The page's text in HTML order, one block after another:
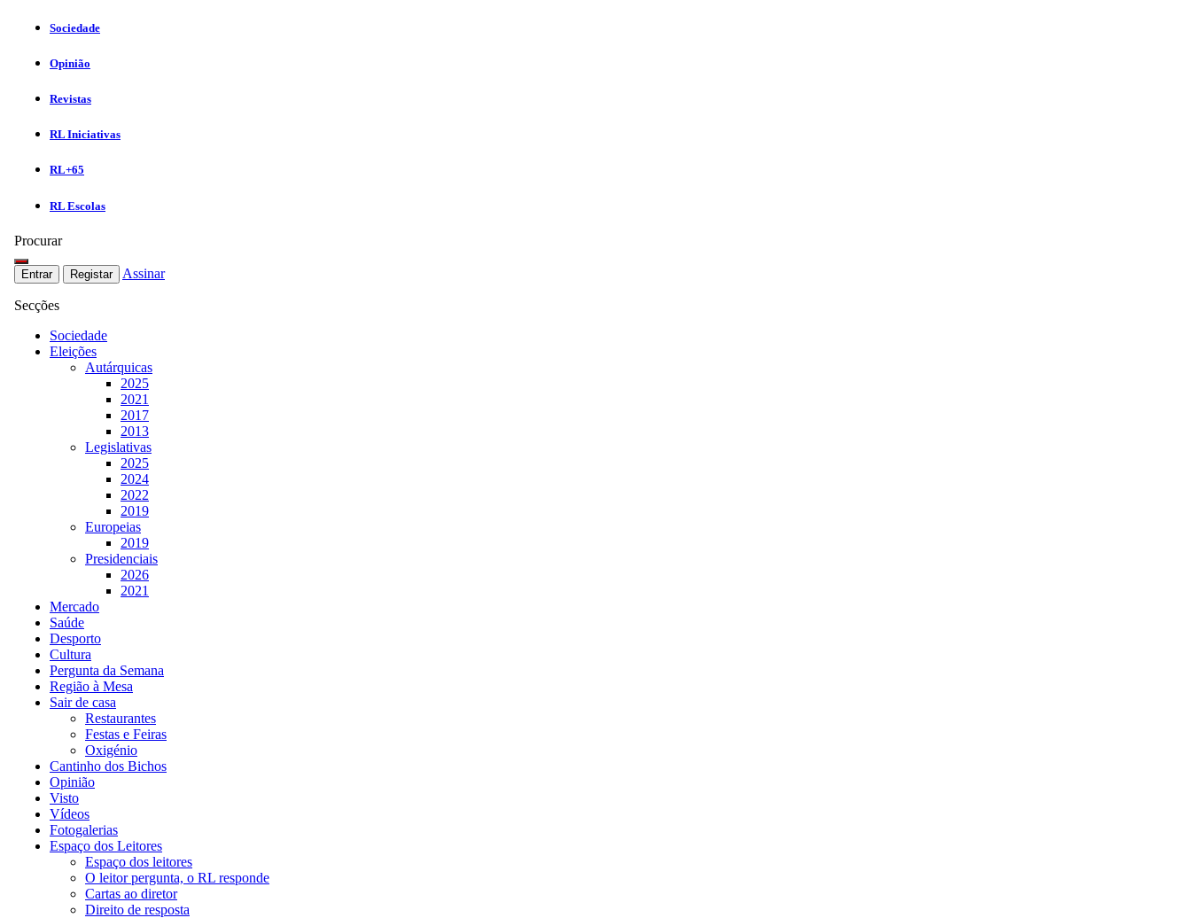
Sociedade
Opinião
Revistas
RL Iniciativas
RL+65
RL Escolas
Procurar
Entrar Registar Assinar
Secções
Sociedade
Eleições
Autárquicas
2025
2021
2017
2013
Legislativas
2025
2024
2022
2019
Europeias
2019
Presidenciais
2026
2021
Mercado
Saúde
Desporto
Cultura
Pergunta da Semana
Região à Mesa
Sair de casa
Restaurantes
Festas e Feiras
Oxigénio
Cantinho dos Bichos
Opinião
Visto
Vídeos
Fotogalerias
Espaço dos Leitores
Espaço dos leitores
O leitor pergunta, o RL responde
Cartas ao diretor
Direito de resposta